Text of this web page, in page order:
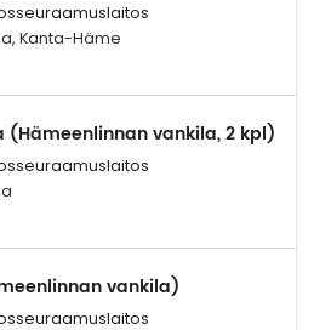
Kanta-Häme
(Hämeenlinnan vankila, 2 kpl)
vankila)